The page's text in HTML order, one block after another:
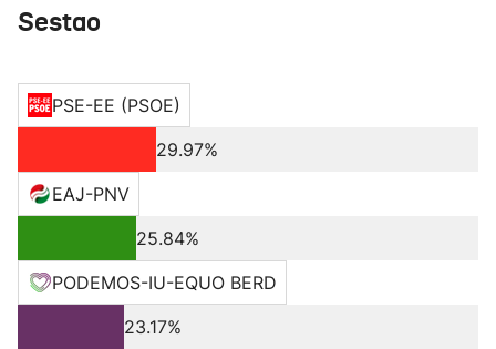
Sestao
PSE-EE (PSOE)
29.97%
EAJ-PNV
25.84%
PODEMOS-IU-EQUO BERD
23.17%